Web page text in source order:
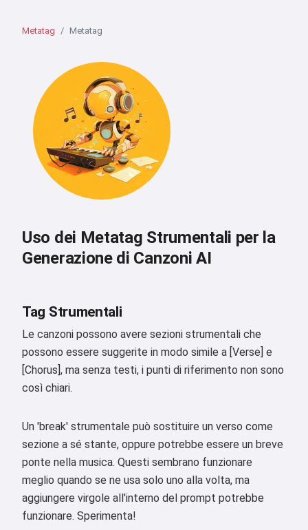
Metatag Metatag
Uso dei Metatag Strumentali per la
Generazione di Canzoni AI
Tag Strumentali
Le canzoni possono avere sezioni strumentali che
possono essere suggerite in modo simile a [Verse] e
[Chorus], ma senza testi, i punti di riferimento non sono
così chiari.
Un 'break' strumentale può sostituire un verso come
sezione a sé stante, oppure potrebbe essere un breve
ponte nella musica. Questi sembrano funzionare
meglio quando se ne usa solo uno alla volta, ma
aggiungere virgole all'interno del prompt potrebbe
funzionare. Sperimenta!